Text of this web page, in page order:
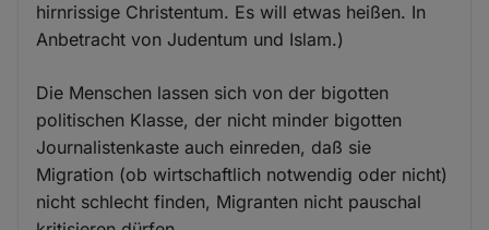
hirnrissige Christentum. Es will etwas heißen. In
Anbetracht von Judentum und Islam.)
Die Menschen lassen sich von der bigotten
politischen Klasse, der nicht minder bigotten
Journalistenkaste auch einreden, daß sie
Migration (ob wirtschaftlich notwendig oder nicht)
nicht schlecht finden, Migranten nicht pauschal